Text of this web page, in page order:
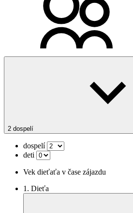
2 dospelí
dospelí
deti
Vek dieťaťa v čase zájazdu
1. Dieťa